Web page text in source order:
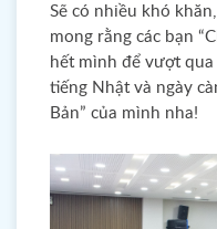
Sẽ có nhiều khó
mong rằng các bạn
hết mình để vượt
tiếng Nhật và ngày
Bản” của mình nha!